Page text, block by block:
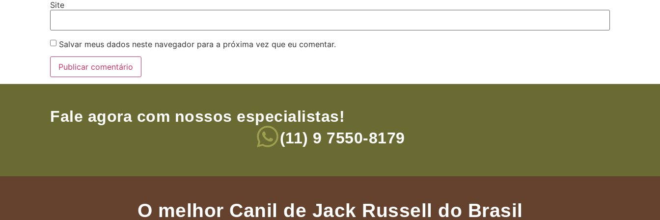
Site
Salvar meus dados neste navegador para a próxima vez que eu comentar.
Fale agora com nossos especialistas!
(11) 9 7550-8179
O melhor Canil de Jack Russell do Brasil